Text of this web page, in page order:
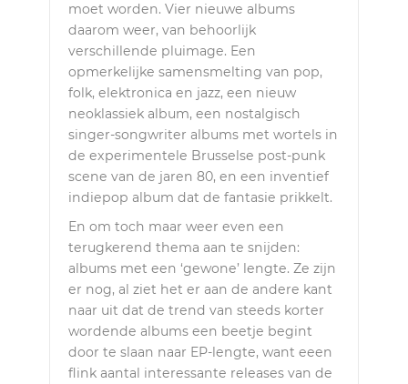
moet worden. Vier nieuwe albums
daarom weer, van behoorlijk
verschillende pluimage. Een
opmerkelijke samensmelting van pop,
folk, elektronica en jazz, een nieuw
neoklassiek album, een nostalgisch
singer-songwriter albums met wortels in
de experimentele Brusselse post-punk
scene van de jaren 80, en een inventief
indiepop album dat de fantasie prikkelt.
En om toch maar weer even een
terugkerend thema aan te snijden:
albums met een ‘gewone’ lengte. Ze zijn
er nog, al ziet het er aan de andere kant
naar uit dat de trend van steeds korter
wordende albums een beetje begint
door te slaan naar EP-lengte, want eeen
flink aantal interessante releases van de